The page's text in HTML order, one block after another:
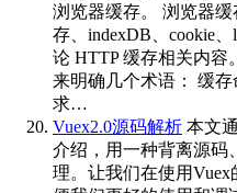
浏览器缓存。 浏览器
存、indexDB、cookie
论 HTTP 缓存相关内容
来明确几个术语： 缓
求…
Vuex2.0源码解析 本文
介绍，用一种背离源码
理。让我们在使用